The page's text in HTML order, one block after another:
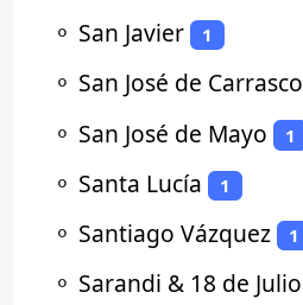
⚬ San Javier 1
⚬ San José de Carrasco
⚬ San José de Mayo 1
⚬ Santa Lucía 1
⚬ Santiago Vázquez 1
⚬ Sarandi & 18 de Julio